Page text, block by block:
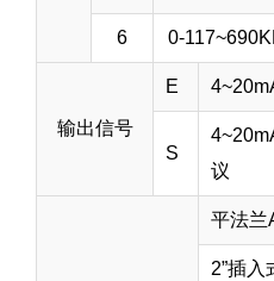
6 0-
输出信号
E
S
议
平法兰
2”插